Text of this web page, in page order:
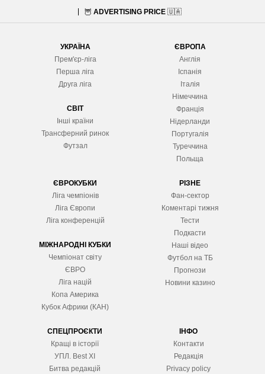
🦉 ADVERTISING PRICE 🇺🇦
УКРАЇНА
Прем'єр-ліга
Перша ліга
Друга ліга
СВІТ
Інші країни
Трансферний ринок
Футзал
ЄВРОПА
Англія
Іспанія
Італія
Німеччина
Франція
Нідерланди
Португалія
Туреччина
Польща
ЄВРОКУБКИ
Ліга чемпіонів
Ліга Європи
Ліга конференцій
МІЖНАРОДНІ КУБКИ
Чемпіонат світу
ЄВРО
Ліга націй
Копа Америка
Кубок Африки (КАН)
РІЗНЕ
Фан-сектор
Коментарі тижня
Тести
Подкасти
Наші відео
Футбол на ТБ
Прогнози
Новини казино
СПЕЦПРОЄКТИ
Кращі в історії
УПЛ. Best XІ
Битва редакцій
ІНФО
Контакти
Редакція
Privacy policy